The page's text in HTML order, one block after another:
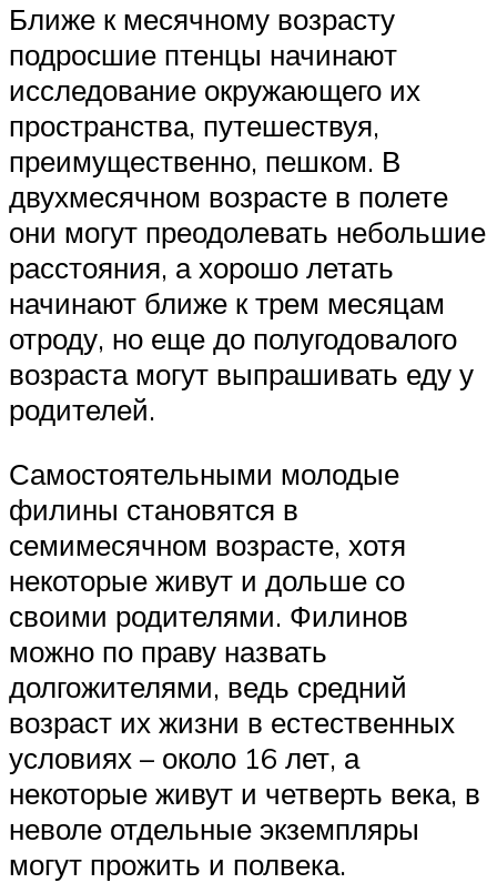
Ближе к месячному возрасту
подросшие птенцы начинают
исследование окружающего их
пространства, путешествуя,
преимущественно, пешком. В
двухмесячном возрасте в полете
они могут преодолевать небольшие
расстояния, а хорошо летать
начинают ближе к трем месяцам
отроду, но еще до полугодовалого
возраста могут выпрашивать еду у
родителей.
Самостоятельными молодые
филины становятся в
семимесячном возрасте, хотя
некоторые живут и дольше со
своими родителями. Филинов
можно по праву назвать
долгожителями, ведь средний
возраст их жизни в естественных
условиях – около 16 лет, а
некоторые живут и четверть века, в
неволе отдельные экземпляры
могут прожить и полвека.